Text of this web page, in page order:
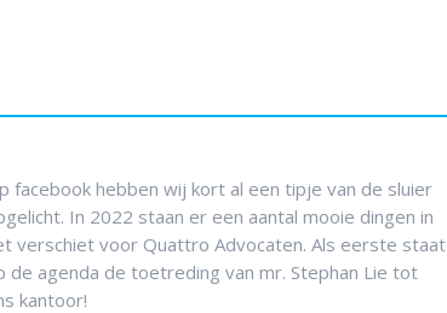
facebook hebben wij kort al een tipje van de sluier
In 2022 staan er een aantal mooie dingen in
verschiet voor Quattro Advocaten. Als eerste staat
de agenda de toetreding van mr. Stephan Lie tot
kantoor!